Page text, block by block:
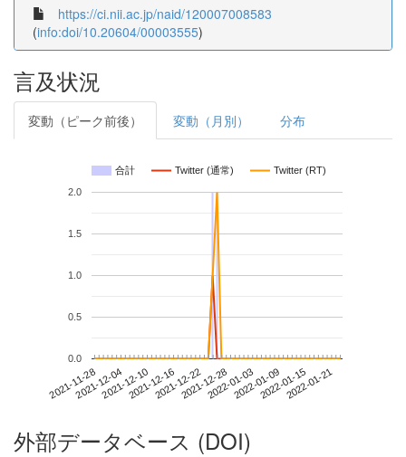
https://ci.nii.ac.jp/naid/120007008583
(info:doi/10.20604/00003555)
言及状況
変動（ピーク前後） 変動（月別） 分布
合計 Twitter (通常) Twitter (RT)
2021-11-282021-12-042021-12-102021-12-162021-12-222021-12-282022-01-032022-01-092022-01-152022-01-21
0.0
0.5
1.0
1.5
2.0
外部データベース (DOI)